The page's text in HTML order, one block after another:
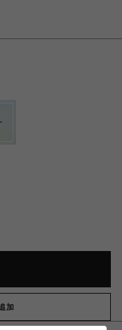
加